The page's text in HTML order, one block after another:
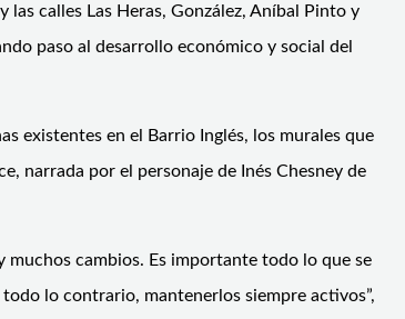
calles Las Heras, González, Aníbal Pinto y
paso al desarrollo económico y social del
existentes en el Barrio Inglés, los murales que
narrada por el personaje de Inés Chesney de
cambios. Es importante todo lo que se
lo contrario, mantenerlos siempre activos”,